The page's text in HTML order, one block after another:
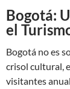
Bogotá:
el
Bogotá no es
crisol cultural,
visitantes